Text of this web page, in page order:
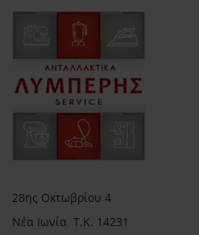
28ης Οκτωβρίου 4
Νέα Ιωνία Τ.Κ. 14231